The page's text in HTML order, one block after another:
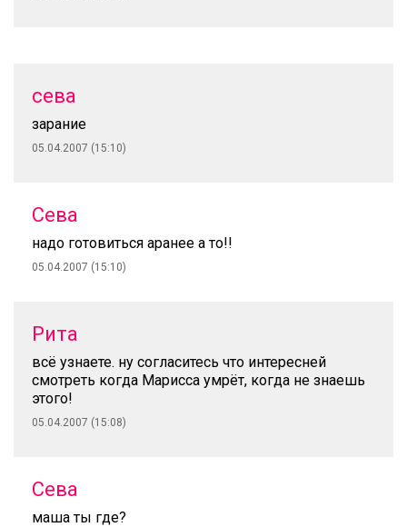
сева
зарание
05.04.2007 (15:10)
Сева
надо готовиться аранее а то!!
05.04.2007 (15:10)
Рита
всё узнаете. ну согласитесь что интересней
смотреть когда Марисса умрёт, когда не знаешь
этого!
05.04.2007 (15:08)
Сева
маша ты где?